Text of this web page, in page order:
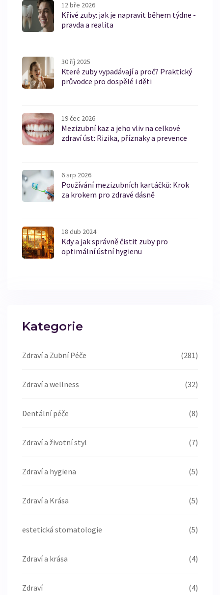
12 bře 2026
Křivé zuby: jak je napravit během týdne -
pravda a realita
30 říj 2025
Které zuby vypadávají a proč? Praktický
průvodce pro dospělé i děti
19 čec 2026
Mezizubní kaz a jeho vliv na celkové
zdraví úst: Rizika, příznaky a prevence
6 srp 2026
Používání mezizubních kartáčků: Krok
za krokem pro zdravé dásně
18 dub 2024
Kdy a jak správně čistit zuby pro
optimální ústní hygienu
Kategorie
Zdraví a Zubní Péče (281)
Zdraví a wellness (32)
Dentální péče (8)
Zdraví a životní styl (7)
Zdraví a hygiena (5)
Zdraví a Krása (5)
estetická stomatologie (5)
Zdraví a krása (4)
Zdraví (4)